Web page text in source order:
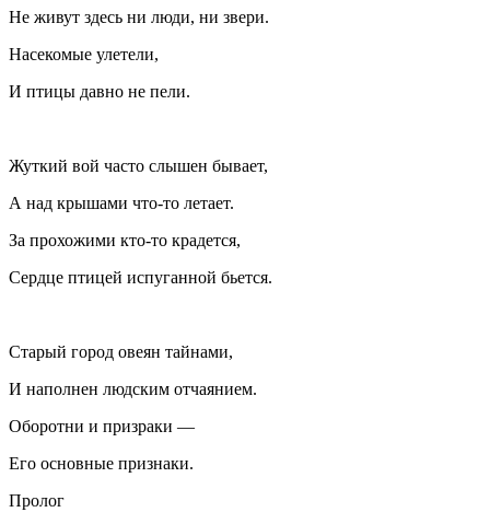
Не живут здесь ни люди, ни звери.
Насекомые улетели,
И птицы давно не пели.
Жуткий вой часто слышен бывает,
А над крышами что-то летает.
За прохожими кто-то крадется,
Сердце птицей испуганной бьется.
Старый город овеян тайнами,
И наполнен людским отчаянием.
Оборотни и призраки —
Его основные признаки.
Пролог